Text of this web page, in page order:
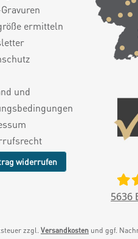
ermitteln
und
widerrufen
5636
zzgl. Versandkosten und ggf.